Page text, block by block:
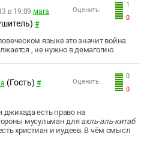
1
0
Оценить:
в 19:09 мага
#
языке это значит война
, не нужно в демагогию
0
0
Оценить:
(Гость) #
есть право на
мусульман для ахль-аль-китаб
христиан и иудеев. В чём смысл